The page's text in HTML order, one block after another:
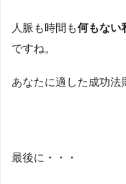
人脈も時間も何もない
ですね。
あなたに適した成功法
最後に・・・